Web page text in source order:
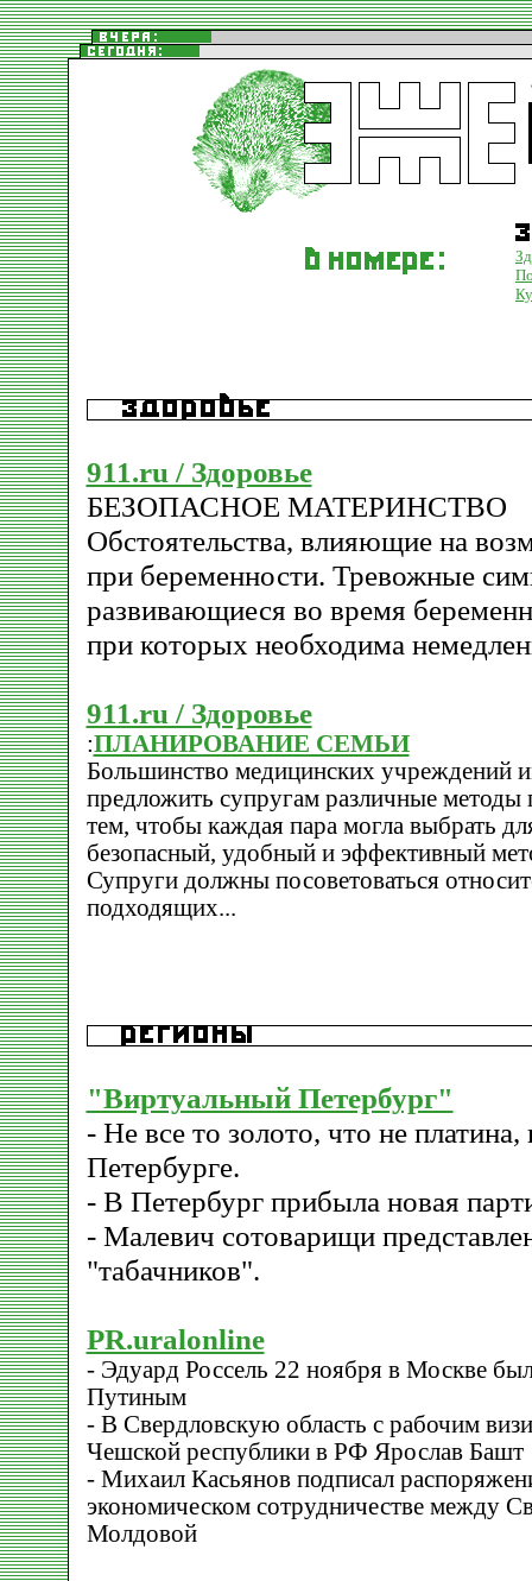
911.ru / Здоровье
БЕЗОПАСНОЕ МАТЕРИНСТВО
Обстоятельства, влияющие на
при беременности. Тревожные
развивающиеся во время
при которых необходима
911.ru / Здоровье
:ПЛАНИРОВАНИЕ СЕМЬИ
Большинство медицинских учреждений
предложить супругам различные методы
тем, чтобы каждая пара могла выбрать
безопасный, удобный и эффективный
Супруги должны посоветоваться
подходящих...
"Виртуальный Петербург"
- Не все то золото, что не
Петербурге.
- В Петербург прибыла новая
- Малевич сотоварищи
"табачников".
PR.uralonline
- Эдуард Россель 22 ноября в Москве
Путиным
- В Свердловскую область с рабочим
Чешской республики в РФ Ярослав Башт
- Михаил Касьянов подписал
экономическом сотрудничестве между
Молдовой